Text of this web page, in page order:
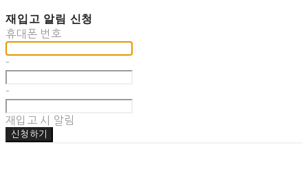
재입고 알림 신청
휴대폰 번호
-
-
재입고 시 알림
신청하기